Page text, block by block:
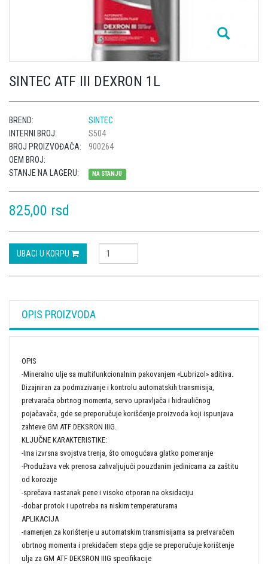
SINTEC ATF III DEXRON 1L
BREND:
SINTEC
INTERNI BROJ:
S504
BROJ PROIZVOĐAČA:
900264
OEM BROJ:
STANJE NA LAGERU:
NA STANJU
825,00 rsd
UBACI U KORPU
OPIS PROIZVODA
OPIS
-Mineralno ulje sa multifunkcionalnim pakovanjem «Lubrizol» aditiva.
Dizajniran za podmazivanje i kontrolu automatskih transmisija,
pretvarača obrtnog momenta, servo upravljača i hidrauličnog
pojačavača, gde se preporučuje korišćenje proizvoda koji ispunjava
zahteve GM ATF DEKSRON IIIG.
KLJUČNE KARAKTERISTIKE:
-Ima izvrsna svojstva trenja, što omogućava glatko pomeranje
-Produžava vek prenosa zahvaljujući pouzdanim jedinicama za zaštitu
od korozije
-sprečava nastanak pene i visoko otporan na oksidaciju
-dobar protok i upotreba na niskim temperaturama
APLIKACIJA
-namenjen za korištenje u automatskim transmisijama sa pretvaračem
obrtnog momenta i prekidačem stepa gdje se preporučuje korištenje
ulja za GM ATF DEKSRON IIIG specifikacije